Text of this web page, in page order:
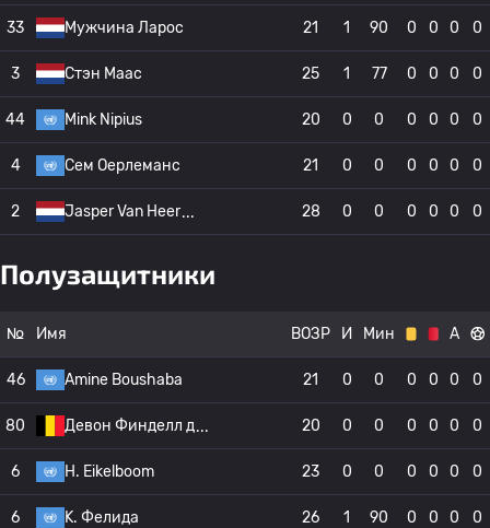
33 Мужчина Ларос 21 1 90 0 0 0 0
3 Стэн Маас 25 1 77 0 0 0 0
44 Mink Nipius 20 0 0 0 0 0 0
4 Сем Оерлеманс 21 0 0 0 0 0 0
2 Jasper Van Heer 28 0 0 0 0 0 0
Полузащитники
№ Имя ВОЗР И Мин А
46 Amine Boushaba 21 0 0 0 0 0 0
80 Девон Финделл д 20 0 0 0 0 0 0
6 H. Eikelboom 23 0 0 0 0 0 0
6 K. Фелида 26 1 90 0 0 0 0